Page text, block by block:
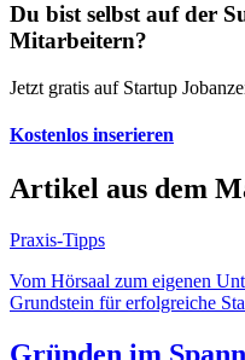
Du bist selbst auf der
Mitarbeitern?
Jetzt gratis auf Startup
Kostenlos inserieren
Artikel aus dem
Praxis-Tipps
Vom Hörsaal zum eigenen
Grundstein für erfolgreiche
Gründen im